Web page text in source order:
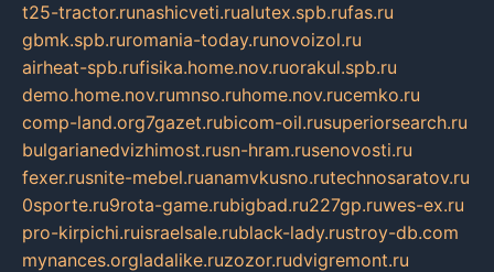
t25-tractor.runashicveti.rualutex.spb.rufas.ru
gbmk.spb.ruromania-today.runovoizol.ru
airheat-spb.rufisika.home.nov.ruorakul.spb.ru
demo.home.nov.rumnso.ruhome.nov.rucemko.ru
comp-land.org7gazet.rubicom-oil.rusuperiorsearch.ru
bulgarianedvizhimost.rusn-hram.rusenovosti.ru
fexer.rusnite-mebel.ruanamvkusno.rutechnosaratov.ru
0sporte.ru9rota-game.rubigbad.ru227gp.ruwes-ex.ru
pro-kirpichi.ruisraelsale.rublack-lady.rustroy-db.com
mynances.orgladalike.ruzozor.rudvigremont.ru